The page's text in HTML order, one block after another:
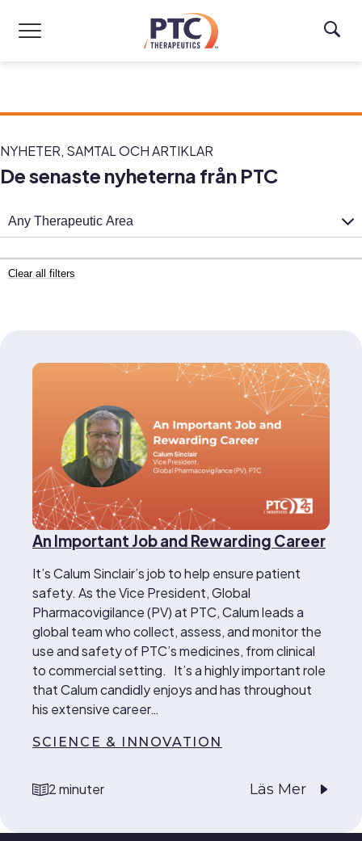
NYHETER, SAMTAL OCH ARTIKLAR
De senaste nyheterna från PTC
Any Therapeutic Area
Clear all filters
An Important Job and Rewarding Career
It’s Calum Sinclair’s job to help ensure patient
safety. As the Vice President, Global
Pharmacovigilance (PV) at PTC, Calum leads a
global team who collect, assess, and monitor the
use and safety of PTC’s medicines, from clinical
to commercial setting. It’s a highly important role
that Calum candidly enjoys and has throughout
his extensive career…
SCIENCE & INNOVATION
reading time
2 minuter Läs Mer